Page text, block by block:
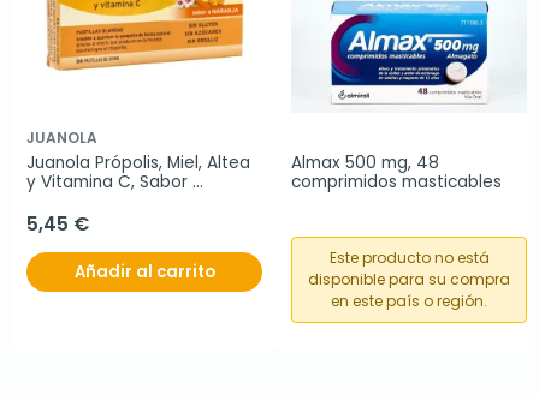
JUANOLA
Juanola Própolis, Miel, Altea
y Vitamina C, Sabor
5,45 €
Añadir al carrito
Almax 500 mg, 48
comprimidos masticables
Este producto no está
disponible para su compra
en este país o región.